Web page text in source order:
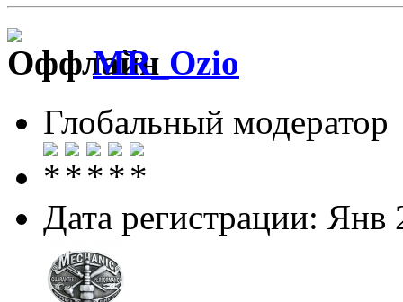
MR_Ozio
Глобальный модератор
Дата регистрации: Янв